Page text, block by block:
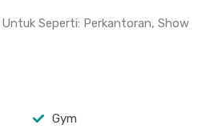
Seperti: Perkantoran, Show
Gym